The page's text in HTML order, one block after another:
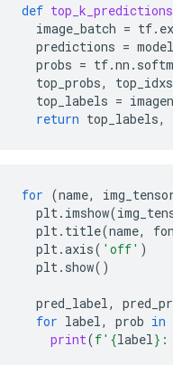
def top_k_predictions
image_batch = tf.
predictions = model
probs = tf.nn .
top_probs, top_idxs
top_labels =
return top_labels,
for (name,
plt . imshow(
plt . title(name,
plt .axis( 'off' )
plt . show()
pred_label ,
for label , prob in
print(f' {label } :